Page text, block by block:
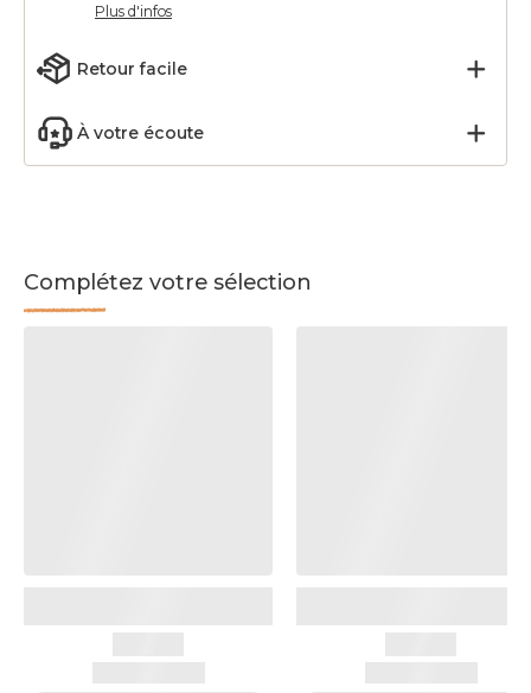
Plus d'infos
Retour facile
À votre écoute
Complétez votre sélection